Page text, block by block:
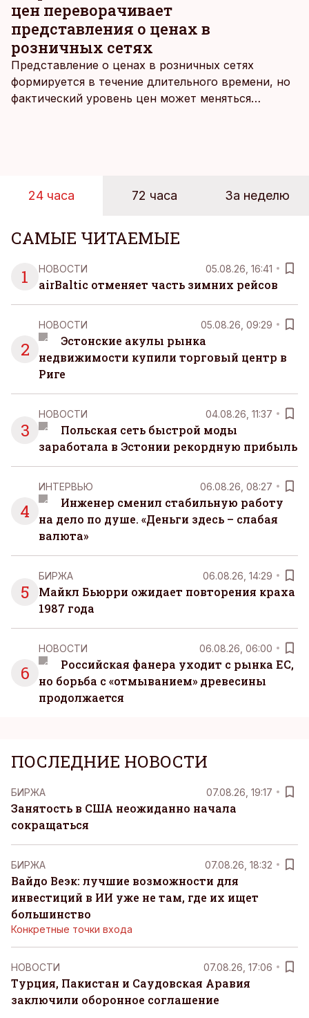
усматривает в энергокризисе возможности.
цен переворачивает
представления о ценах в
розничных сетях
Представление о ценах в розничных сетях
формируется в течение длительного времени, но
фактический уровень цен может меняться
24 часа 72 часа За неделю
САМЫЕ ЧИТАЕМЫЕ
1
НОВОСТИ 05.08.26, 16:41
airBaltic отменяет часть зимних рейсов
2
НОВОСТИ 05.08.26, 09:29
Эстонские акулы рынка
недвижимости купили торговый центр в
Риге
3
НОВОСТИ 04.08.26, 11:37
Польская сеть быстрой моды
заработала в Эстонии рекордную прибыль
4
ИНТЕРВЬЮ 06.08.26, 08:27
Инженер сменил стабильную работу
на дело по душе. «Деньги здесь – слабая
валюта»
5
БИРЖА 06.08.26, 14:29
Майкл Бьюрри ожидает повторения краха
1987 года
6
НОВОСТИ 06.08.26, 06:00
Российская фанера уходит с рынка ЕС,
но борьба с «отмыванием» древесины
продолжается
ПОСЛЕДНИЕ НОВОСТИ
БИРЖА 07.08.26, 19:17
Занятость в США неожиданно начала
сокращаться
БИРЖА 07.08.26, 18:32
Вайдо Веэк: лучшие возможности для
инвестиций в ИИ уже не там, где их ищет
большинство
Конкретные точки входа
НОВОСТИ 07.08.26, 17:06
Турция, Пакистан и Саудовская Аравия
заключили оборонное соглашение